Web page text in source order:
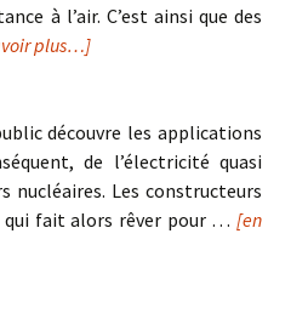
à l’air. C’est ainsi que des
plus…]
découvre les applications
de l’électricité quasi
Les constructeurs
qui fait alors rêver pour … [en